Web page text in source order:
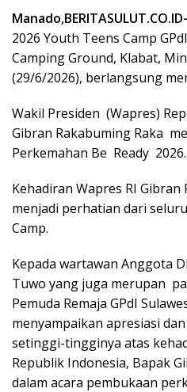
Manado,BERITASULUT.CO.ID-
2026 Youth Teens Camp
Camping Ground, Klabat,
(29/6/2026), berlangsung
Wakil Presiden (Wapres)
Gibran Rakabuming Raka
Perkemahan Be Ready 2026.
Kehadiran Wapres RI Gibran
menjadi perhatian dari
Camp.
Kepada wartawan Anggota
Tuwo yang juga merupan
Pemuda Remaja GPdI
menyampaikan apresiasi
setinggi-tingginya atas
Republik Indonesia, Bapak
dalam acara pembukaan